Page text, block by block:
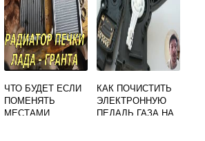
ЧТО БУДЕТ ЕСЛИ
ПОМЕНЯТЬ
МЕСТАМИ
КАК ПОЧИСТИТЬ
ЭЛЕКТРОННУЮ
ПЕДАЛЬ ГАЗА НА